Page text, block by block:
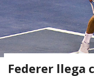
Federer llega